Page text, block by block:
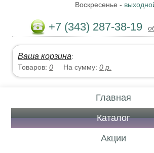
Воскресенье -
+7 (343) 287-38-19
Ваша корзина:
Товаров:0 На сумму:0 р.
Главная
Каталог
Акции